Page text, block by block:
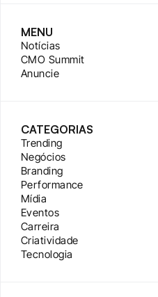
MENU
Notícias
CMO Summit
Anuncie
CATEGORIAS
Trending
Negócios
Branding
Performance
Mídia
Eventos
Carreira
Criatividade
Tecnologia